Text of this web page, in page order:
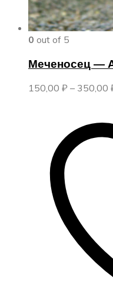
0 out of 5
Меченосец —
150,00 ₽ – 350,00